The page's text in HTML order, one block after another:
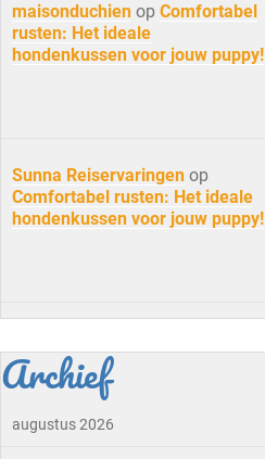
maisonduchien op Comfortabel
rusten: Het ideale
hondenkussen voor jouw puppy!
Sunna Reiservaringen op
Comfortabel rusten: Het ideale
hondenkussen voor jouw puppy!
Archief
augustus 2026